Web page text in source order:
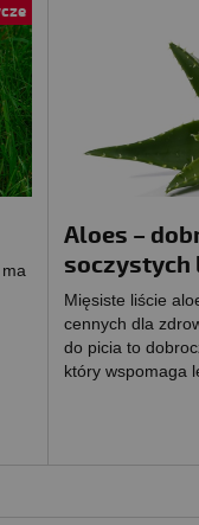
Aloes –
soczystych
Mięsiste liście
cennych dla
do picia to
który wspomaga